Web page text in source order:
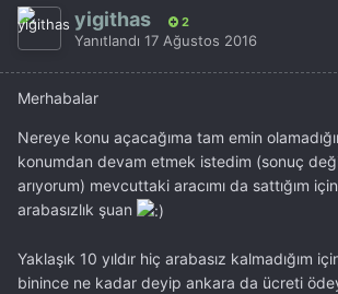
yigithas 2
Yanıtlandı 17 Ağustos 2016
Merhabalar
Nereye konu açacağıma tam emin
konumdan devam etmek istedim (sonuç
arıyorum) mevcuttaki aracımı da sattığım
arabasızlık şuan
Yaklaşık 10 yıldır hiç arabasız kalmadığım
binince ne kadar deyip ankara da ücreti